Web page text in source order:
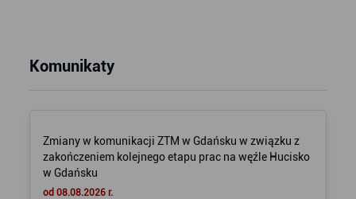
Komunikaty
Zmiany w komunikacji ZTM w Gdańsku w związku z
zakończeniem kolejnego etapu prac na węźle Hucisko
w Gdańsku
od 08.08.2026 r.